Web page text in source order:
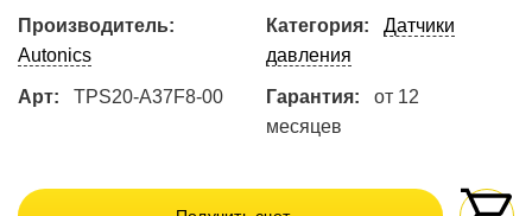
Производитель:
Autonics
Категория:
Датчики
давления
Арт: TPS20-A37F8-00 Гарантия:
от 12
месяцев